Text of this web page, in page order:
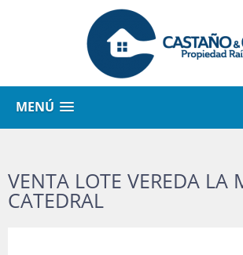
MENÚ
VENTA LOTE VEREDA LA
CATEDRAL